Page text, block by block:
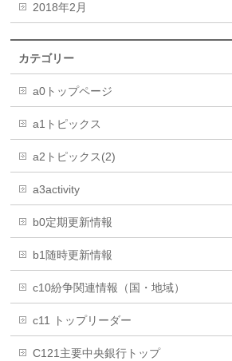
2018年2月
カテゴリー
a0トップページ
a1トピックス
a2トピックス(2)
a3activity
b0定期更新情報
b1随時更新情報
c10紛争関連情報（国・地域）
c11 トップリーダー
C121主要中央銀行トップ